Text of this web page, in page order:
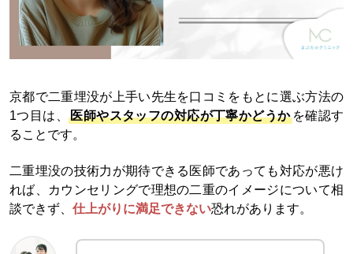
京都で二重埋没が上手い先生を口コミをもとに選ぶ方法の
1つ目は、医師やスタッフの対応が丁寧かどうかを確認す
ることです。
二重埋没の技術力が期待できる医師であっても対応が悪け
れば、カウンセリングで理想の二重のイメージについて相
談できず、 仕上がりに満足できない恐れがあります。